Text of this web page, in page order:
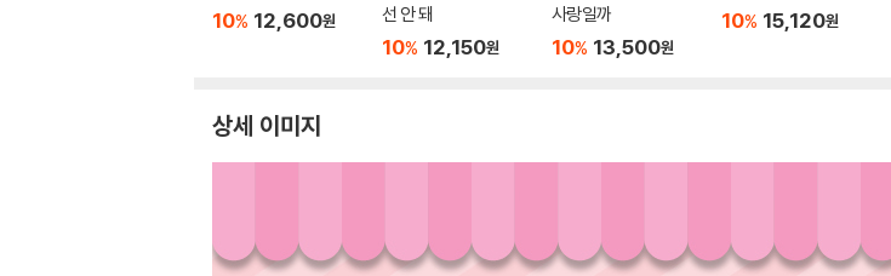
10% 12,600원
선 안 돼
10% 12,150원
사랑일까
10% 13,500원
10% 15,120원
상세 이미지